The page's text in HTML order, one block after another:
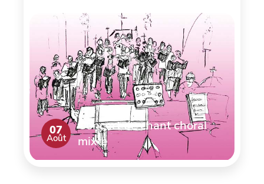
07
Août
Concert de chant choral
mixte